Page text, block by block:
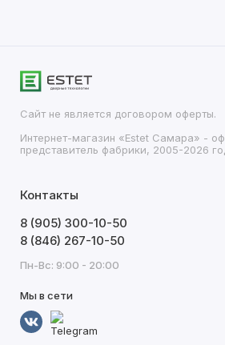
Сайт не является договором оферты.
Интернет-магазин «Estet Самара» -
представитель фабрики, 2005-2026
Контакты
8 (905) 300-10-50
8 (846) 267-10-50
Пн-Вс: 9:00 - 20:00
Мы в сети